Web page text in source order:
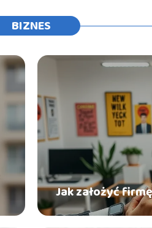
BIZNES
Jak założyć